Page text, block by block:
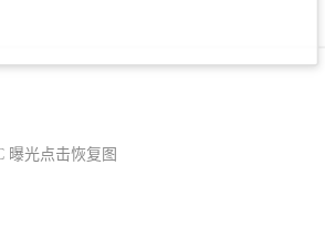
曝光点击恢复图